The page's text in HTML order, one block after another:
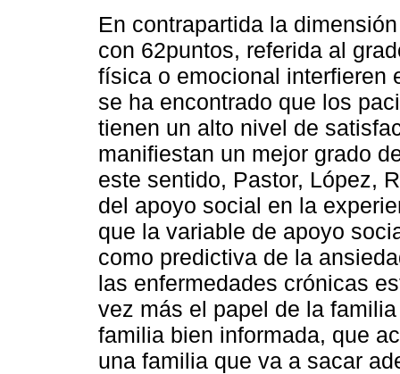
En contrapartida la
con 62puntos, referida al
física o emocional interfieren
se ha encontrado que los
tienen un alto nivel de
manifiestan un mejor grado
este sentido, Pastor, López,
del apoyo social en la
que la variable de apoyo
como predictiva de la
las enfermedades crónicas
vez más el papel de la
familia bien informada, que
una familia que va a sacar